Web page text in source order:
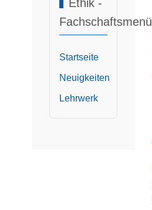
Ethik -
Fachschaftsmenü
Startseite
Neuigkeiten
Lehrwerk